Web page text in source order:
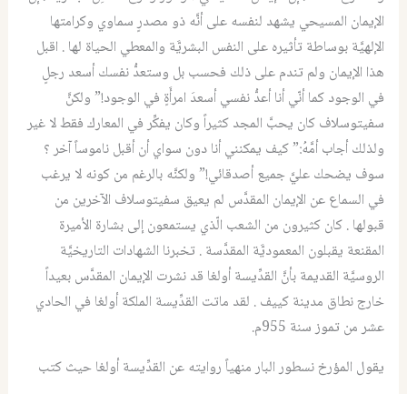
الإيمان المسيحي يشهد لنفسه على أنَّه ذو مصدرٍ سماوي وكرامتها
الإلهيَّة بوساطة تأثيره على النفس البشريَّة والمعطي الحياة لها . اقبل
هذا الإيمان ولم تندم على ذلك فحسب بل وستعدُّ نفسك أسعد رجلٍ
في الوجود كما أنّي أنا أعدُّ نفسي أسعدَ امرأَةٍ في الوجود!” ولكنَّ
سفيتوسلاف كان يحبَّ المجد كثيراً وكان يفكِّر في المعارك فقط لا غير
ولذلك أجاب أمَّهُ:” كيف يمكنني أنا دون سواي أن أقبل ناموساً آخر ؟
سوف يضحك عليَّ جميع أصدقائي!” ولكنَّه بالرغم من كونه لا يرغب
في السماع عن الإيمان المقدَّس لم يعيق سفيتوسلاف الآخرين من
قبولها . كان كثيرون من الشعب الّذي يستمعون إلى بشارة الأميرة
المقنعة يقبلون المعموديَّة المقدَّسة . تخبرنا الشهادات التاريخيَّة
الروسيَّة القديمة بأنَّ القدِّيسة أولغا قد نشرت الإيمان المقدَّس بعيداً
خارج نطاق مدينة كييف . لقد ماتت القدِّيسة الملكة أولغا في الحادي
عشر من تموز سنة 955م.
يقول المؤرخ نسطور البار منهياً روايته عن القدِّيسة أولغا حيث كتب